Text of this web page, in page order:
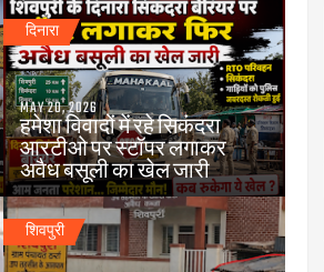
दिनारा
MAY 20, 2026
हमेशा विवादों में रहे सिकंदरा
आरटीओ पर स्टॉपर लगाकर
अवैध बसूली का खेल जारी
शिवपुरी